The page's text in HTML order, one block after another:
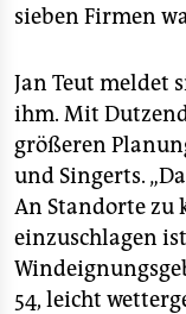
sieben Firmen
Jan Teut meldet
ihm. Mit
größeren
und Singerts.
An Standorte zu
einzuschlagen
54, leicht